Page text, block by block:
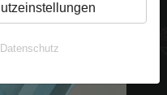
Datenschutz